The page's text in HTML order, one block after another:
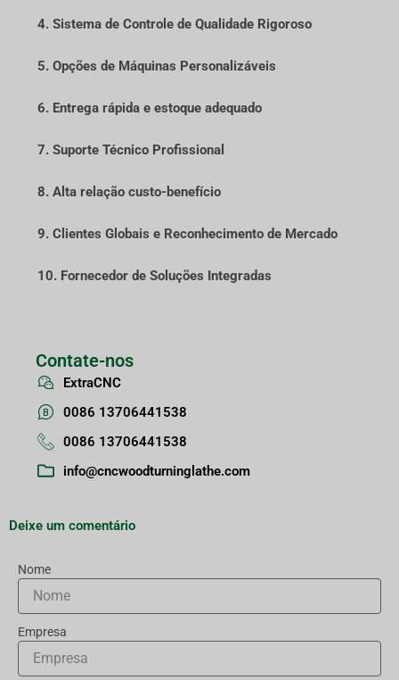
4. Sistema de Controle de Qualidade Rigoroso
5. Opções de Máquinas Personalizáveis
6. Entrega rápida e estoque adequado
7. Suporte Técnico Profissional
8. Alta relação custo-benefício
9. Clientes Globais e Reconhecimento de Mercado
10. Fornecedor de Soluções Integradas
Contate-nos
ExtraCNC
0086 13706441538
0086 13706441538
info@cncwoodturninglathe.com
Deixe um comentário
Nome
Empresa